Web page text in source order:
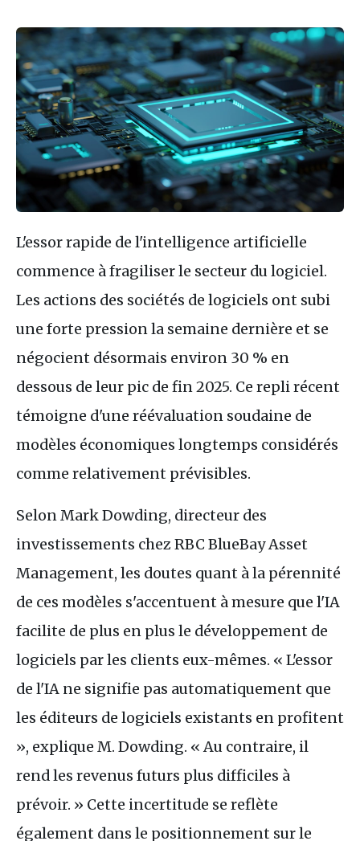
L'essor rapide de l'intelligence artificielle
commence à fragiliser le secteur du logiciel.
Les actions des sociétés de logiciels ont subi
une forte pression la semaine dernière et se
négocient désormais environ 30 % en
dessous de leur pic de fin 2025. Ce repli récent
témoigne d'une réévaluation soudaine de
modèles économiques longtemps considérés
comme relativement prévisibles.
Selon Mark Dowding, directeur des
investissements chez RBC BlueBay Asset
Management, les doutes quant à la pérennité
de ces modèles s'accentuent à mesure que l'IA
facilite de plus en plus le développement de
logiciels par les clients eux-mêmes. « L'essor
de l'IA ne signifie pas automatiquement que
les éditeurs de logiciels existants en profitent
», explique M. Dowding. « Au contraire, il
rend les revenus futurs plus difficiles à
prévoir. » Cette incertitude se reflète
également dans le positionnement sur le